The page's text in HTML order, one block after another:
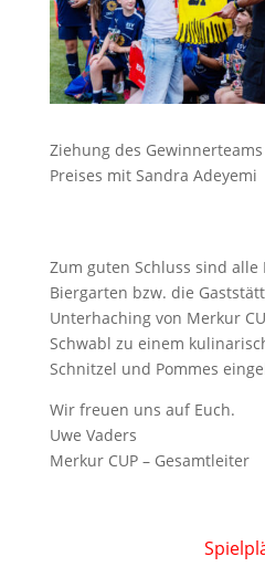
Ziehung des
Preises mit Sandra Adeyemi
Zum guten Schluss sind
Biergarten bzw. die
Unterhaching von Merkur
Schwabl zu einem
Schnitzel und Pommes
Wir freuen uns auf Euch.
Uwe Vaders
Merkur CUP – Gesamtleiter